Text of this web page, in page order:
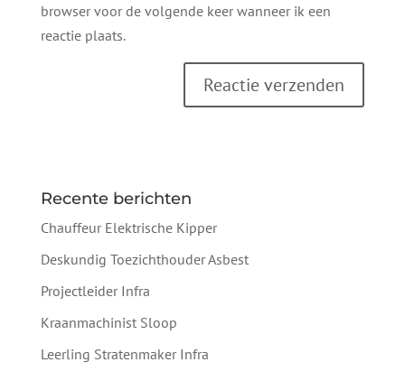
browser voor de volgende keer wanneer ik een
reactie plaats.
Recente berichten
Chauffeur Elektrische Kipper
Deskundig Toezichthouder Asbest
Projectleider Infra
Kraanmachinist Sloop
Leerling Stratenmaker Infra